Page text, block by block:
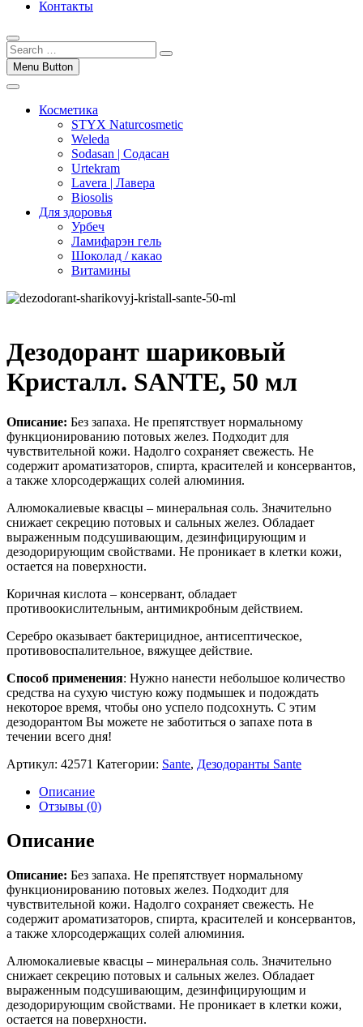
Контакты
Menu Button
Косметика
STYX Naturcosmetic
Weleda
Sodasan | Содасан
Urtekram
Lavera | Лавера
Biosolis
Для здоровья
Урбеч
Ламифарэн гель
Шоколад / какао
Витамины
Дезодорант шариковый
Кристалл. SANTE, 50 мл
Описание: Без запаха. Не препятствует нормальному
функционированию потовых желез. Подходит для
чувствительной кожи. Надолго сохраняет свежесть. Не
содержит ароматизаторов, спирта, красителей и консервантов,
а также хлорсодержащих солей алюминия.
Алюмокалиевые квасцы – минеральная соль. Значительно
снижает секрецию потовых и сальных желез. Обладает
выраженным подсушивающим, дезинфицирующим и
дезодорирующим свойствами. Не проникает в клетки кожи,
остается на поверхности.
Коричная кислота – консервант, обладает
противоокислительным, антимикробным действием.
Серебро оказывает бактерицидное, антисептическое,
противовоспалительное, вяжущее действие.
Способ применения: Нужно нанести небольшое количество
средства на сухую чистую кожу подмышек и подождать
некоторое время, чтобы оно успело подсохнуть. С этим
дезодорантом Вы можете не заботиться о запахе пота в
течении всего дня!
Артикул: 42571 Категории: Sante, Дезодоранты Sante
Описание
Отзывы (0)
Описание
Описание: Без запаха. Не препятствует нормальному
функционированию потовых желез. Подходит для
чувствительной кожи. Надолго сохраняет свежесть. Не
содержит ароматизаторов, спирта, красителей и консервантов,
а также хлорсодержащих солей алюминия.
Алюмокалиевые квасцы – минеральная соль. Значительно
снижает секрецию потовых и сальных желез. Обладает
выраженным подсушивающим, дезинфицирующим и
дезодорирующим свойствами. Не проникает в клетки кожи,
остается на поверхности.